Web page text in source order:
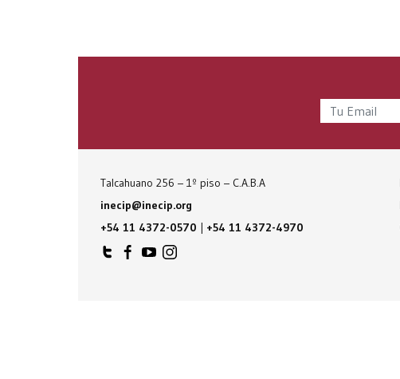
Talcahuano 256 – 1º piso – C.A.B.A
inecip@inecip.org
+54 11 4372-0570 | +54 11 4372-4970